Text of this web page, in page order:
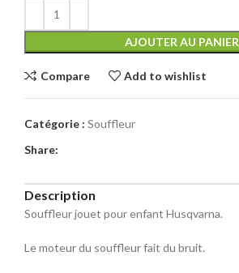
AJOUTER AU PANIER
Compare Add to wishlist
Catégorie : Souffleur
Share:
Description
Souffleur jouet pour enfant Husqvarna.
Le moteur du souffleur fait du bruit.